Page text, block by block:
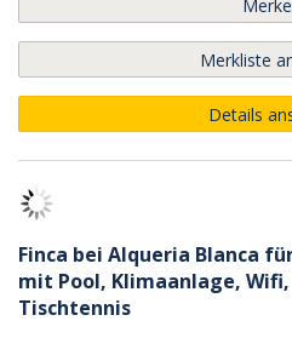
Merkliste
Details
Finca bei Alqueria Blanca
mit Pool, Klimaanlage, Wifi,
Tischtennis